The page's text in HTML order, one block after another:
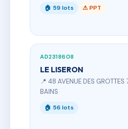
🏠 59 lots ⚠ PPT
AD2318608
LE LISERON
📍 48 AVENUE DES
BAINS
🏠 56 lots